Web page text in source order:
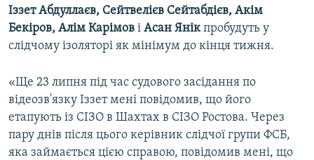
ВІДЕОУРОКИ «ELIFBE»
СВІДЧЕННЯ ОКУПАЦІЇ
ІНФОГРАФІКА
Русский
Qırımtatar
ДОЛУЧАЙСЯ!
Усі сайти RFE/RL
Іззет Абдуллаєв, Сейтвелієв Сейтабдієв, Акім
Бекіров, Алім Карімов і Асан Янікпробудуть у
слідчому ізоляторі як мінімум до кінця тижня.
«Ще 23 липня під час судового засідання по
відеозв'язку Іззет мені повідомив, що його
етапують із СІЗО в Шахтах в СІЗО Ростова. Через
пару днів після цього керівник слідчої групи ФСБ,
яка займається цією справою, повідомив мені, що